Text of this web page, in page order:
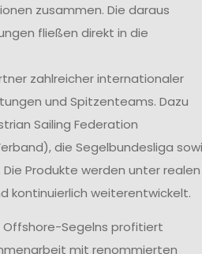
zusammen. Die daraus
fließen direkt in die
zahlreicher internationaler
und Spitzenteams. Dazu
Sailing Federation
die Segelbundesliga
Produkte werden unter realen
kontinuierlich weiterentwickelt.
Offshore-Segelns profitiert
mit renommierten